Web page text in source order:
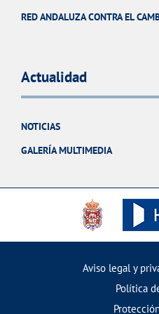
RED ANDALUZA CONTRA EL
Actualidad
NOTICIAS
GALERÍA MULTIMEDIA
Aviso legal y
Política